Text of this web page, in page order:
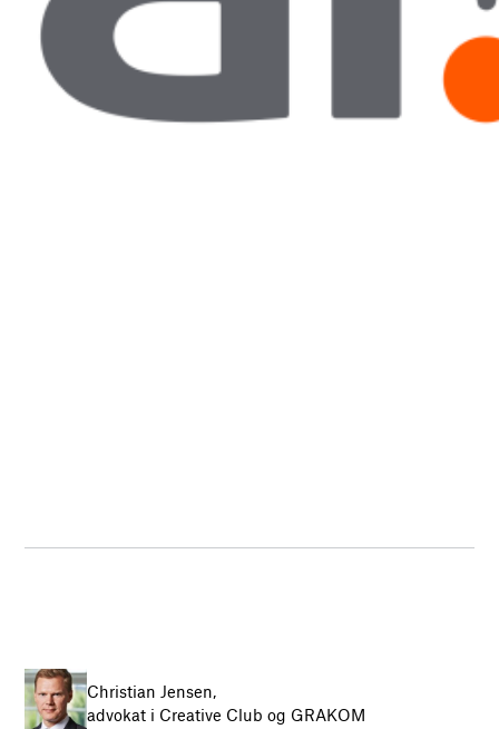
Christian Jensen,
advokat i Creative Club og GRAKOM